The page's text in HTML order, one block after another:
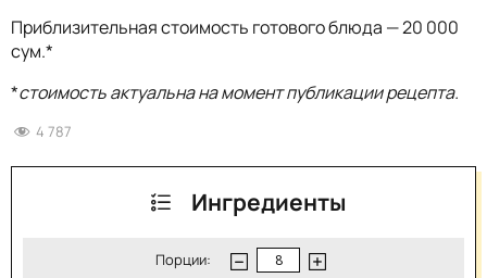
Приблизительная стоимость готового блюда — 20 000
сум.*
*стоимость актуальна на момент публикации рецепта.
4 787
Ингредиенты
Порции: